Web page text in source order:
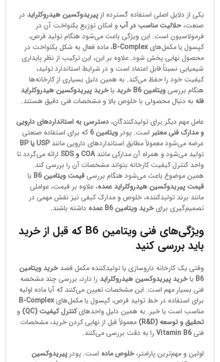
یکی از دلایل اصلی استفاده گسترده از پیریدوکسین هیدروکلراید در
صنعت، حلالیت مناسب در آبو امکان توزیع یکنواخت آن در
فرمولاسیون است. این ویژگی باعث می‌شود هنگام تولید قرص،
کپسول یا مکمل‌هایB‑Complex، ماده فعال به شکل یکنواخت در
محصول نهایی پخش شود. علاوه بر این، این ترکیب از نظر پایداری
شیمیایی نسبتاً قابل اعتماد است و در شرایط استاندارد تولید،
کیفیت خود را حفظ می‌کند. به همین دلیل بسیاری از کارخانه‌ها
هنگام بررسیویتامین B6 خرید یاخرید پیریدوکسین هیدروکلراید
فله به دنبال محصولی با خلوص بالا و مشخصات فنی دقیق هستند.
عامل مهم دیگر برای تولیدکنندگان، دسترسی به استانداردهای دارویی
و مدارک فنی معتبر است. پودر ویتامین 6
که برای استفاده صنعتی
عرضه می‌شود معمولاً مطابق استانداردهای دارویی مانندUSP یا BP
تولید می‌شود و همراه آن مدارکی مانندCOA و SDS
ارائه می‌گردد تا
واحد کنترل کیفیت کارخانه بتواند مشخصات آن را بررسی کند.
همین موضوع باعث می‌شود هنگام بررسیقیمت ویتامین B6
یا
قیمت پیریدوکسین هیدروکلراید عمده، علاوه بر قیمت، عواملی
مانند برند تولیدکننده، خلوص و مدارک کیفی نیز نقش مهمی در
تصمیم‌گیری برایخرید ویتامین B6 عمده داشته باشند.
ویژگی‌های فنی ویتامین B6 که قبل از خرید
باید بررسی کنید
وقتی یک کارخانه داروسازی یا تولیدکننده مکمل قصد خرید ویتامین
B6 یاخرید پیریدوکسین هیدروکلراید را دارد، بررسی چند مشخصه
فنی بسیار مهم است. این مشخصات تعیین می‌کنند که آیا ماده اولیه
برای استفاده در خط تولید قرص، کپسول یا مکمل‌هایB‑Complex
مناسب است یا خیر. به همین دلیل واحدهایکنترل کیفیت (QC)
و
تحقیق و توسعه (R&D)
معمولاً قبل از نهایی کردن خرید، مشخصات
فنیVitamin B6 را به دقت بررسی می‌کنند.
اولین و مهم‌ترین پارامتر، خلوص ماده است. پودر پیریدوکسین